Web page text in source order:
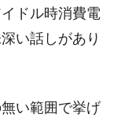
ドル時消費電
い話しがあり
い範囲で挙げ